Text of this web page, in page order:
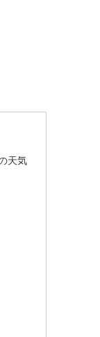
天気